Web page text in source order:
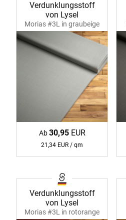
Verdunklungsstoff
von Lysel
Morias #3L in graubeige
37078
Ab30,95EUR
21,34 EUR / qm
Verdunklungsstoff
von Lysel
Morias #3L in rotorange